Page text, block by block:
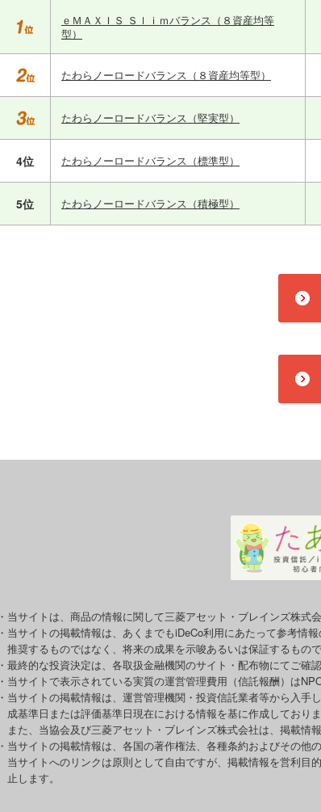
ｅＭＡＸＩＳ Ｓｌｉｍバランス（８資産均等
型）
たわらノーロードバランス（８資産均等型）
たわらノーロードバランス（堅実型）
4位 たわらノーロードバランス（標準型）
5位 たわらノーロードバランス（積極型）
・当サイトは、商品の情報に関して三菱アセット・ブレインズ株式
・当サイトの掲載情報は、あくまでもiDeCo利用にあたって参考情
推奨するものではなく、将来の成果を示唆あるいは保証するもので
・最終的な投資決定は、各取扱金融機関のサイト・配布物にてご確
・当サイトで表示されている実質の運営管理費用（信託報酬）は
・当サイトの掲載情報は、運営管理機関・投資信託業者等から入
成基準日または評価基準日現在における情報を基に作成しており
また、当協会及び三菱アセット・ブレインズ株式会社は、掲載情
・当サイトの掲載情報は、各国の著作権法、各種条約およびその他
当サイトへのリンクは原則として自由ですが、掲載情報を営利
止します。